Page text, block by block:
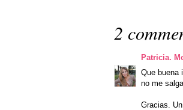
2
Patricia.
Que buena
no me
Gracias. Un